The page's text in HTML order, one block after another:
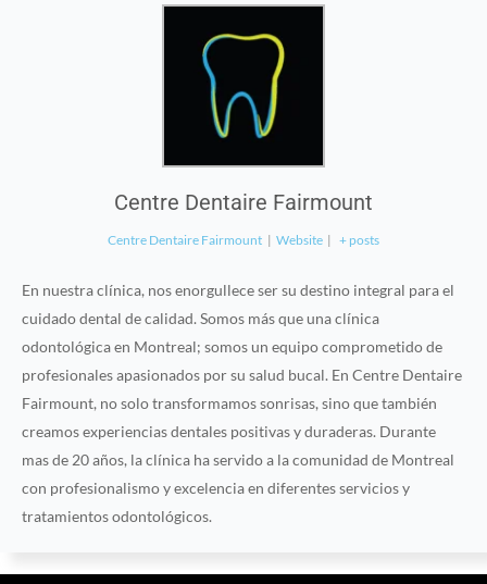
Centre Dentaire Fairmount
Centre Dentaire Fairmount | Website | + posts
En nuestra clínica, nos enorgullece ser su destino integral para el
cuidado dental de calidad. Somos más que una clínica
odontológica en Montreal; somos un equipo comprometido de
profesionales apasionados por su salud bucal. En Centre Dentaire
Fairmount, no solo transformamos sonrisas, sino que también
creamos experiencias dentales positivas y duraderas. Durante
mas de 20 años, la clínica ha servido a la comunidad de Montreal
con profesionalismo y excelencia en diferentes servicios y
tratamientos odontológicos.